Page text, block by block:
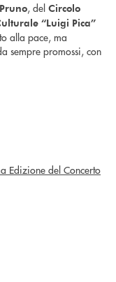
, del Circolo
“Luigi Pica”
alla pace, ma
sempre promossi, con